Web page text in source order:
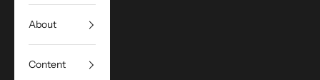
About
Content